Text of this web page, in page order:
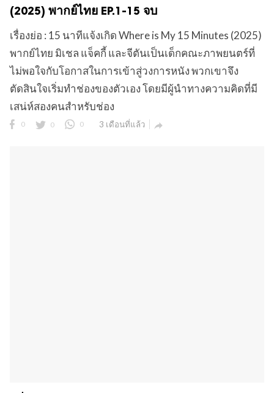
(2025) พากย์ไทย EP.1-15 จบ
เรื่องย่อ : 15 นาทีแจ้งเกิด Where is My 15 Minutes (2025)
พากย์ไทย มิเชล แจ็คกี้ และจีตันเป็นเด็กคณะภาพยนตร์ที่
ไม่พอใจกับโอกาสในการเข้าสู่วงการหนัง พวกเขาจึง
ตัดสินใจเริ่มทำช่องของตัวเอง โดยมีผู้นำทางความคิดที่มี
เสน่ห์สองคนสำหรับช่อง
0 0 0 3 เดือนที่แล้ว 